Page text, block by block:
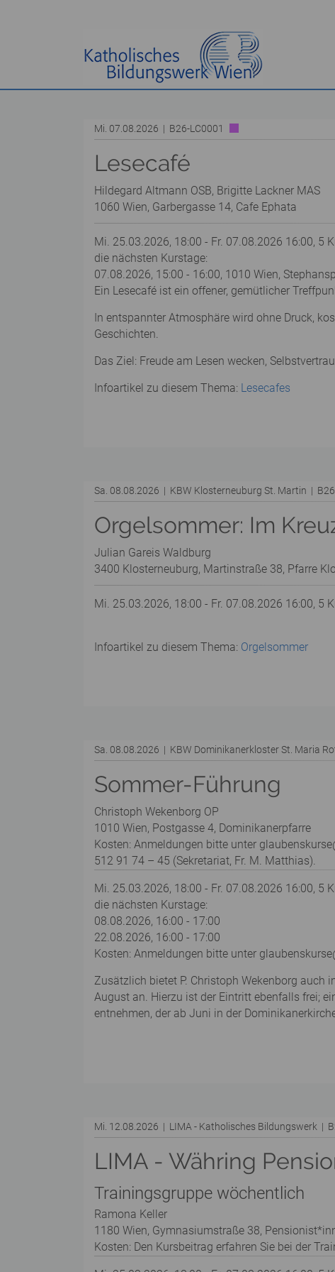
Mi. 07.08.2026 | B26-LC0001
Lesecafé
Hildegard Altmann OSB, Brigitte Lackner MAS
1060 Wien, Garbergasse 14, Cafe Ephata
Mi. 25.03.2026, 18:00 - Fr. 07.08.2026 16:00, 5
die nächsten Kurstage:
07.08.2026, 15:00 - 16:00, 1010 Wien,
Ein Lesecafé ist ein offener, gemütlicher
In entspannter Atmosphäre wird ohne Druck,
Geschichten.
Das Ziel: Freude am Lesen wecken,
Infoartikel zu diesem Thema: Lesecafes
Sa. 08.08.2026 | KBW Klosterneuburg St. Martin |
Orgelsommer: Im
Julian Gareis Waldburg
3400 Klosterneuburg, Martinstraße 38, Pfarre
Mi. 25.03.2026, 18:00 - Fr. 07.08.2026 16:00, 5
Infoartikel zu diesem Thema: Orgelsommer
Sa. 08.08.2026 | KBW Dominikanerkloster St. Maria
Sommer-Führung
Christoph Wekenborg OP
1010 Wien, Postgasse 4, Dominikanerpfarre
Kosten: Anmeldungen bitte unter
512 91 74 – 45 (Sekretariat, Fr. M. Matthias).
Mi. 25.03.2026, 18:00 - Fr. 07.08.2026 16:00, 5
die nächsten Kurstage:
08.08.2026, 16:00 - 17:00
22.08.2026, 16:00 - 17:00
Kosten: Anmeldungen bitte unter
Zusätzlich bietet P. Christoph Wekenborg auch
August an. Hierzu ist der Eintritt ebenfalls frei;
entnehmen, der ab Juni in der
Mi. 12.08.2026 | LIMA - Katholisches Bildungswerk |
LIMA - Währing
Trainingsgruppe wöchentlich
Ramona Keller
1180 Wien, Gymnasiumstraße 38,
Kosten: Den Kursbeitrag erfahren Sie bei der